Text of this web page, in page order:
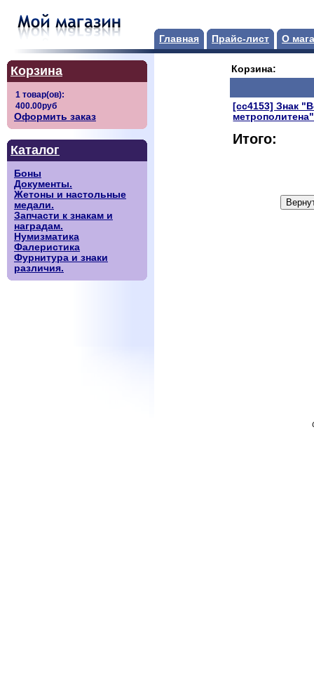
Главная Прайс-лист О
Корзина
Оформить заказ
Каталог
Боны
Документы.
Жетоны и настольные
медали.
Запчасти к знакам и
наградам.
Нумизматика
Фалеристика
Фурнитура и знаки
различия.
Корзина:
[сс4153] Знак
Итого: